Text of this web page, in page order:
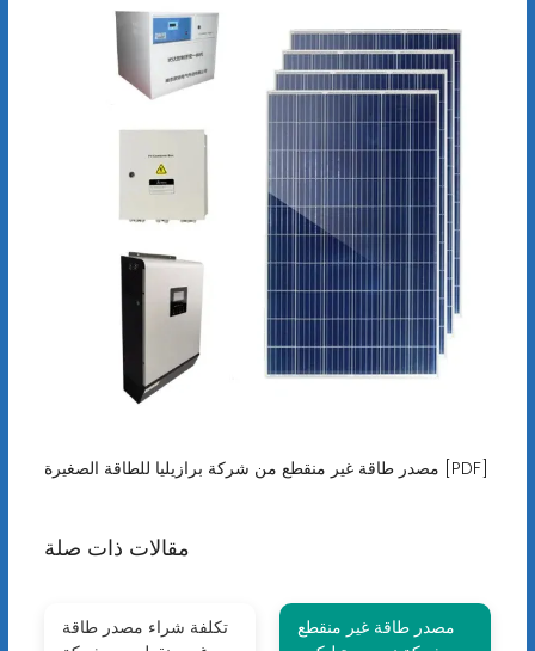
مصدر طاقة غير منقطع من شركة برازيليا للطاقة الصغيرة [PDF]
مقالات ذات صلة
تكلفة شراء مصدر طاقة
مصدر طاقة غير منقطع